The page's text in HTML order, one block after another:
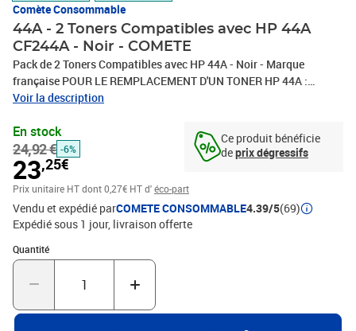
Comète Consommable
44A - 2 Toners Compatibles avec HP 44A
CF244A - Noir - COMETE
Pack de 2 Toners Compatibles avec HP 44A - Noir - Marque
française POUR LE REMPLACEMENT D'UN TONER HP 44A :
Parfait pour remplacer les cartouches de toner HP CF244A et 44A,
modèles d'imprimantes laser tout en offrant la même qualité
qu'une cartouche d'origine.COMPATIBILITÉ : Ce toner est
compatible avec les imprimantes HP CF244A LaserJet Pro M15
M15a M15w M16 M16a M16w M17 M17a M17w, HP LaserJet Pro
MFP M28 M28a M28w M29 M29a M29w. QUALITÉ
PROFESSIONNELLE : 100 % compatible avec les imprimantes HP
44A pour lesquelles il est conçu, ce toner 44A offre un rendement
de 1000 pages par cartouche de toner 44A (pour une couverture de
5 % par page), ainsi qu'une impression de haute qualité.
Voir la description
En stock
24,92 € -6%
23,25€
Prix unitaire HTdont 0,27€ HT d'éco-part
Vendu et expédié parCOMETE CONSOMMABLE4.39/5(69)
Expédié sous 1 jour livraison offerte
Ce produit bénéficie
deprix dégressifs
Quantité
Quantité : 1